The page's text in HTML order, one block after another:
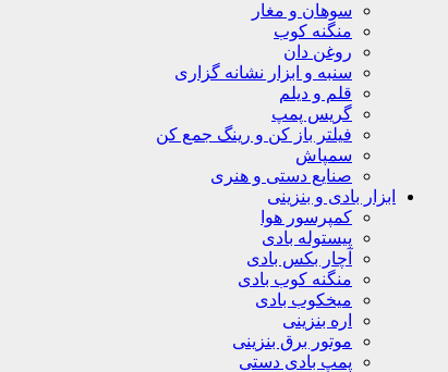
سوهان و مغار
منگنه کوب
روغن دان
سنبه و ابزار نشانه گزاری
قلم و دیلم
گریس پمپ
فیلتر باز کن و رینگ جمع کن
سمپاش
صنایع دستی و هنری
ابزار بادی و بنزینی
کمپرسور هوا
پیستوله بادی
آچار بکس بادی
منگنه کوب بادی
میخکوب بادی
اره بنزینی
موتور برق بنزینی
پمپ بادی دستی